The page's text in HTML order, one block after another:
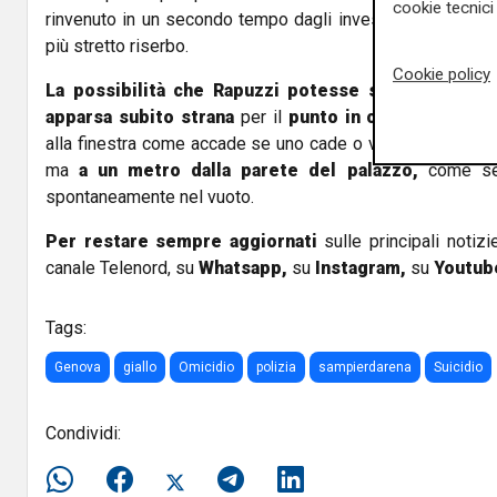
rinvenuto in un secondo tempo dagli investigatori, che
più stretto riserbo.
La possibilità che Rapuzzi potesse stato spinto
apparsa subito stranaper il punto in cui è caduto il
alla finestra come accade se uno cade o viene spinto
maa un metro dalla parete del palazzo,come
spontaneamente nel vuoto.
Per restare sempre aggiornati sulle principali
canale Telenord, su Whatsapp, su Instagram, su
Tags:
Genova giallo Omicidio polizia sampierdarena Suicidio
Condividi:
cookie tecnici
Cookie policy